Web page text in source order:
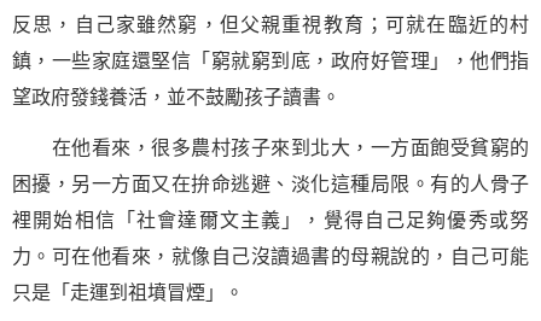
反思，自己家雖然窮，但父親重視教育；可就在臨近的村
鎮，一些家庭還堅信「窮就窮到底，政府好管理」，他們指
望政府發錢養活，並不鼓勵孩子讀書。
在他看來，很多農村孩子來到北大，一方面飽受貧窮的
困擾，另一方面又在拚命逃避、淡化這種局限。有的人骨子
裡開始相信「社會達爾文主義」，覺得自己足夠優秀或努
力。可在他看來，就像自己沒讀過書的母親說的，自己可能
只是「走運到祖墳冒煙」。